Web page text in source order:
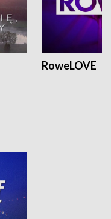
RoweLOVE